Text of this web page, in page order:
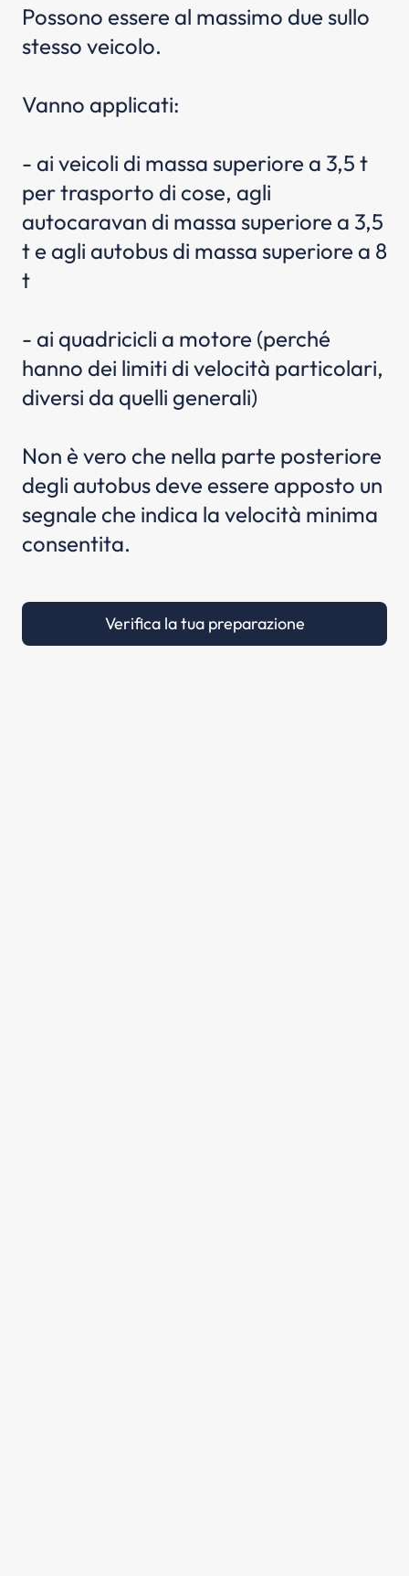
Possono essere al massimo due sullo
stesso veicolo.
Vanno applicati:
- ai veicoli di massa superiore a 3,5 t
per trasporto di cose, agli
autocaravan di massa superiore a 3,5
t e agli autobus di massa superiore a 8
t
- ai quadricicli a motore (perché
hanno dei limiti di velocità particolari,
diversi da quelli generali)
Non è vero che nella parte posteriore
degli autobus deve essere apposto un
segnale che indica la velocità minima
consentita.
Verifica la tua preparazione